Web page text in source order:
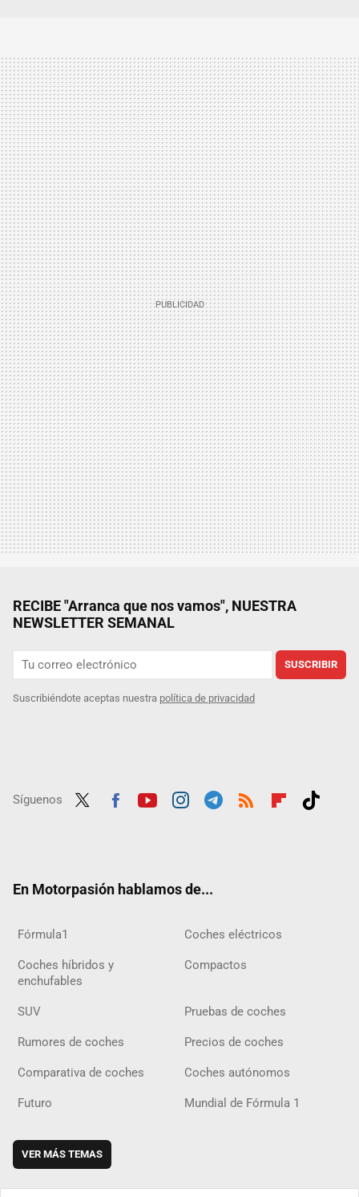
RECIBE "Arranca que nos vamos", NUESTRA
NEWSLETTER SEMANAL
SUSCRIBIR
Suscribiéndote aceptas nuestra política de privacidad
Síguenos
En Motorpasión hablamos de...
Fórmula1 Coches eléctricos
Coches híbridos y
enchufables
Compactos
SUV Pruebas de coches
Rumores de coches Precios de coches
Comparativa de coches Coches autónomos
Futuro Mundial de Fórmula 1
VER MÁS TEMAS